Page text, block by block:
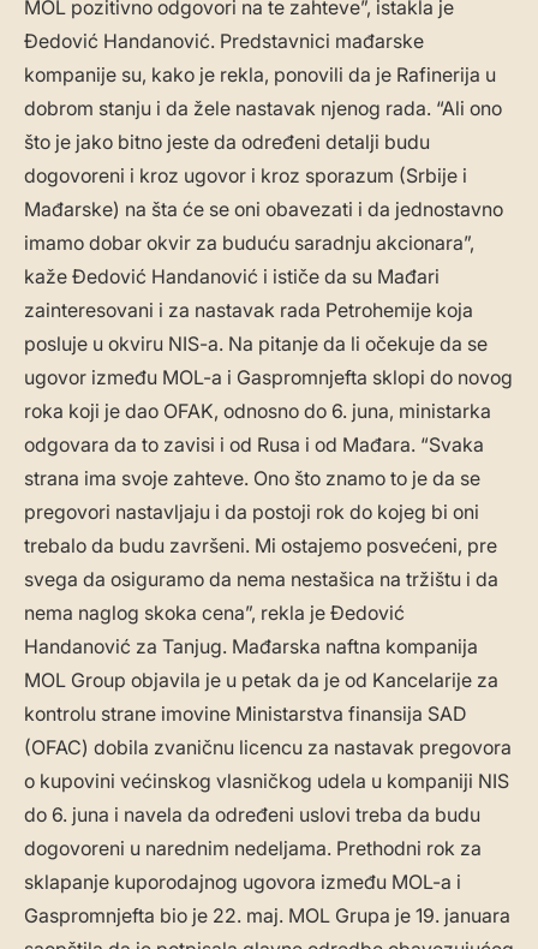
MOL pozitivno odgovori na te zahteve”, istakla je
Đedović Handanović. Predstavnici mađarske
kompanije su, kako je rekla, ponovili da je Rafinerija u
dobrom stanju i da žele nastavak njenog rada. “Ali ono
što je jako bitno jeste da određeni detalji budu
dogovoreni i kroz ugovor i kroz sporazum (Srbije i
Mađarske) na šta će se oni obavezati i da jednostavno
imamo dobar okvir za buduću saradnju akcionara”,
kaže Đedović Handanović i ističe da su Mađari
zainteresovani i za nastavak rada Petrohemije koja
posluje u okviru NIS-a. Na pitanje da li očekuje da se
ugovor između MOL-a i Gaspromnjefta sklopi do novog
roka koji je dao OFAK, odnosno do 6. juna, ministarka
odgovara da to zavisi i od Rusa i od Mađara. “Svaka
strana ima svoje zahteve. Ono što znamo to je da se
pregovori nastavljaju i da postoji rok do kojeg bi oni
trebalo da budu završeni. Mi ostajemo posvećeni, pre
svega da osiguramo da nema nestašica na tržištu i da
nema naglog skoka cena”, rekla je Đedović
Handanović za Tanjug. Mađarska naftna kompanija
MOL Group objavila je u petak da je od Kancelarije za
kontrolu strane imovine Ministarstva finansija SAD
(OFAC) dobila zvaničnu licencu za nastavak pregovora
o kupovini većinskog vlasničkog udela u kompaniji NIS
do 6. juna i navela da određeni uslovi treba da budu
dogovoreni u narednim nedeljama. Prethodni rok za
sklapanje kuporodajnog ugovora između MOL-a i
Gaspromnjefta bio je 22. maj. MOL Grupa je 19. januara